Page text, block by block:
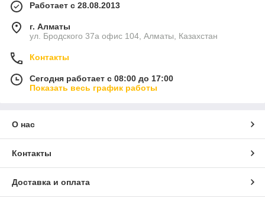
Работает с 28.08.2013
г. Алматы
ул. Бродского 37а офис 104, Алматы, Казахстан
Контакты
Сегодня работает с 08:00 до 17:00
Показать весь график работы
О нас
Контакты
Доставка и оплата